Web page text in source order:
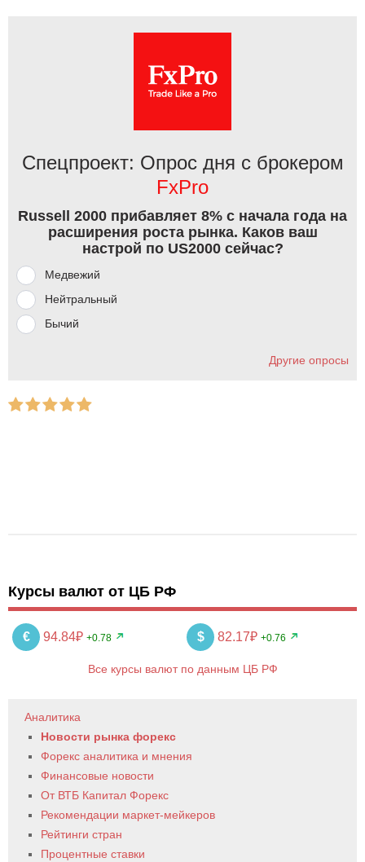
Спецпроект: Опрос дня с брокером
FxPro
Russell 2000 прибавляет 8% с начала года на
расширения роста рынка. Каков ваш
настрой по US2000 сейчас?
Медвежий
Нейтральный
Бычий
Другие опросы
Курсы валют от ЦБ РФ
€ 94.84₽ +0.78 $ 82.17₽ +0.76
Все курсы валют по данным ЦБ РФ
Аналитика
Новости рынка форекс
Форекс аналитика и мнения
Финансовые новости
От ВТБ Капитал Форекс
Рекомендации маркет-мейкеров
Рейтинги стран
Процентные ставки